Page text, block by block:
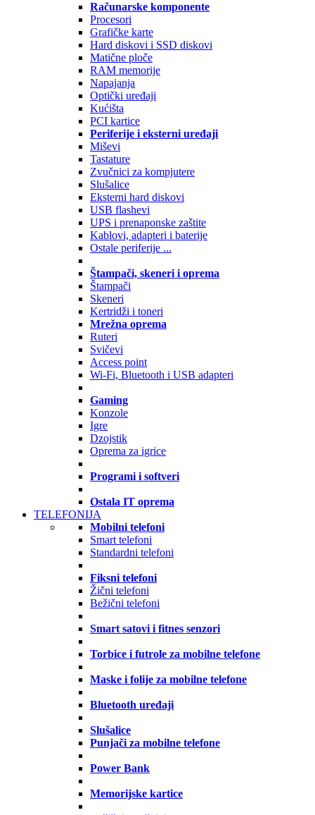
Računarske komponente
Procesori
Grafičke karte
Hard diskovi i SSD diskovi
Matične ploče
RAM memorije
Napajanja
Optički uređaji
Kućišta
PCI kartice
Periferije i eksterni uređaji
Miševi
Tastature
Zvučnici za kompjutere
Slušalice
Eksterni hard diskovi
USB flashevi
UPS i prenaponske zaštite
Kablovi, adapteri i baterije
Ostale periferije ...
Štampači, skeneri i oprema
Štampači
Skeneri
Kertridži i toneri
Mrežna oprema
Ruteri
Svičevi
Access point
Wi-Fi, Bluetooth i USB adapteri
Gaming
Konzole
Igre
Dzojstik
Oprema za igrice
Programi i softveri
Ostala IT oprema
TELEFONIJA
Mobilni telefoni
Smart telefoni
Standardni telefoni
Fiksni telefoni
Žični telefoni
Bežični telefoni
Smart satovi i fitnes senzori
Torbice i futrole za mobilne telefone
Maske i folije za mobilne telefone
Bluetooth uređaji
Slušalice
Punjači za mobilne telefone
Power Bank
Memorijske kartice